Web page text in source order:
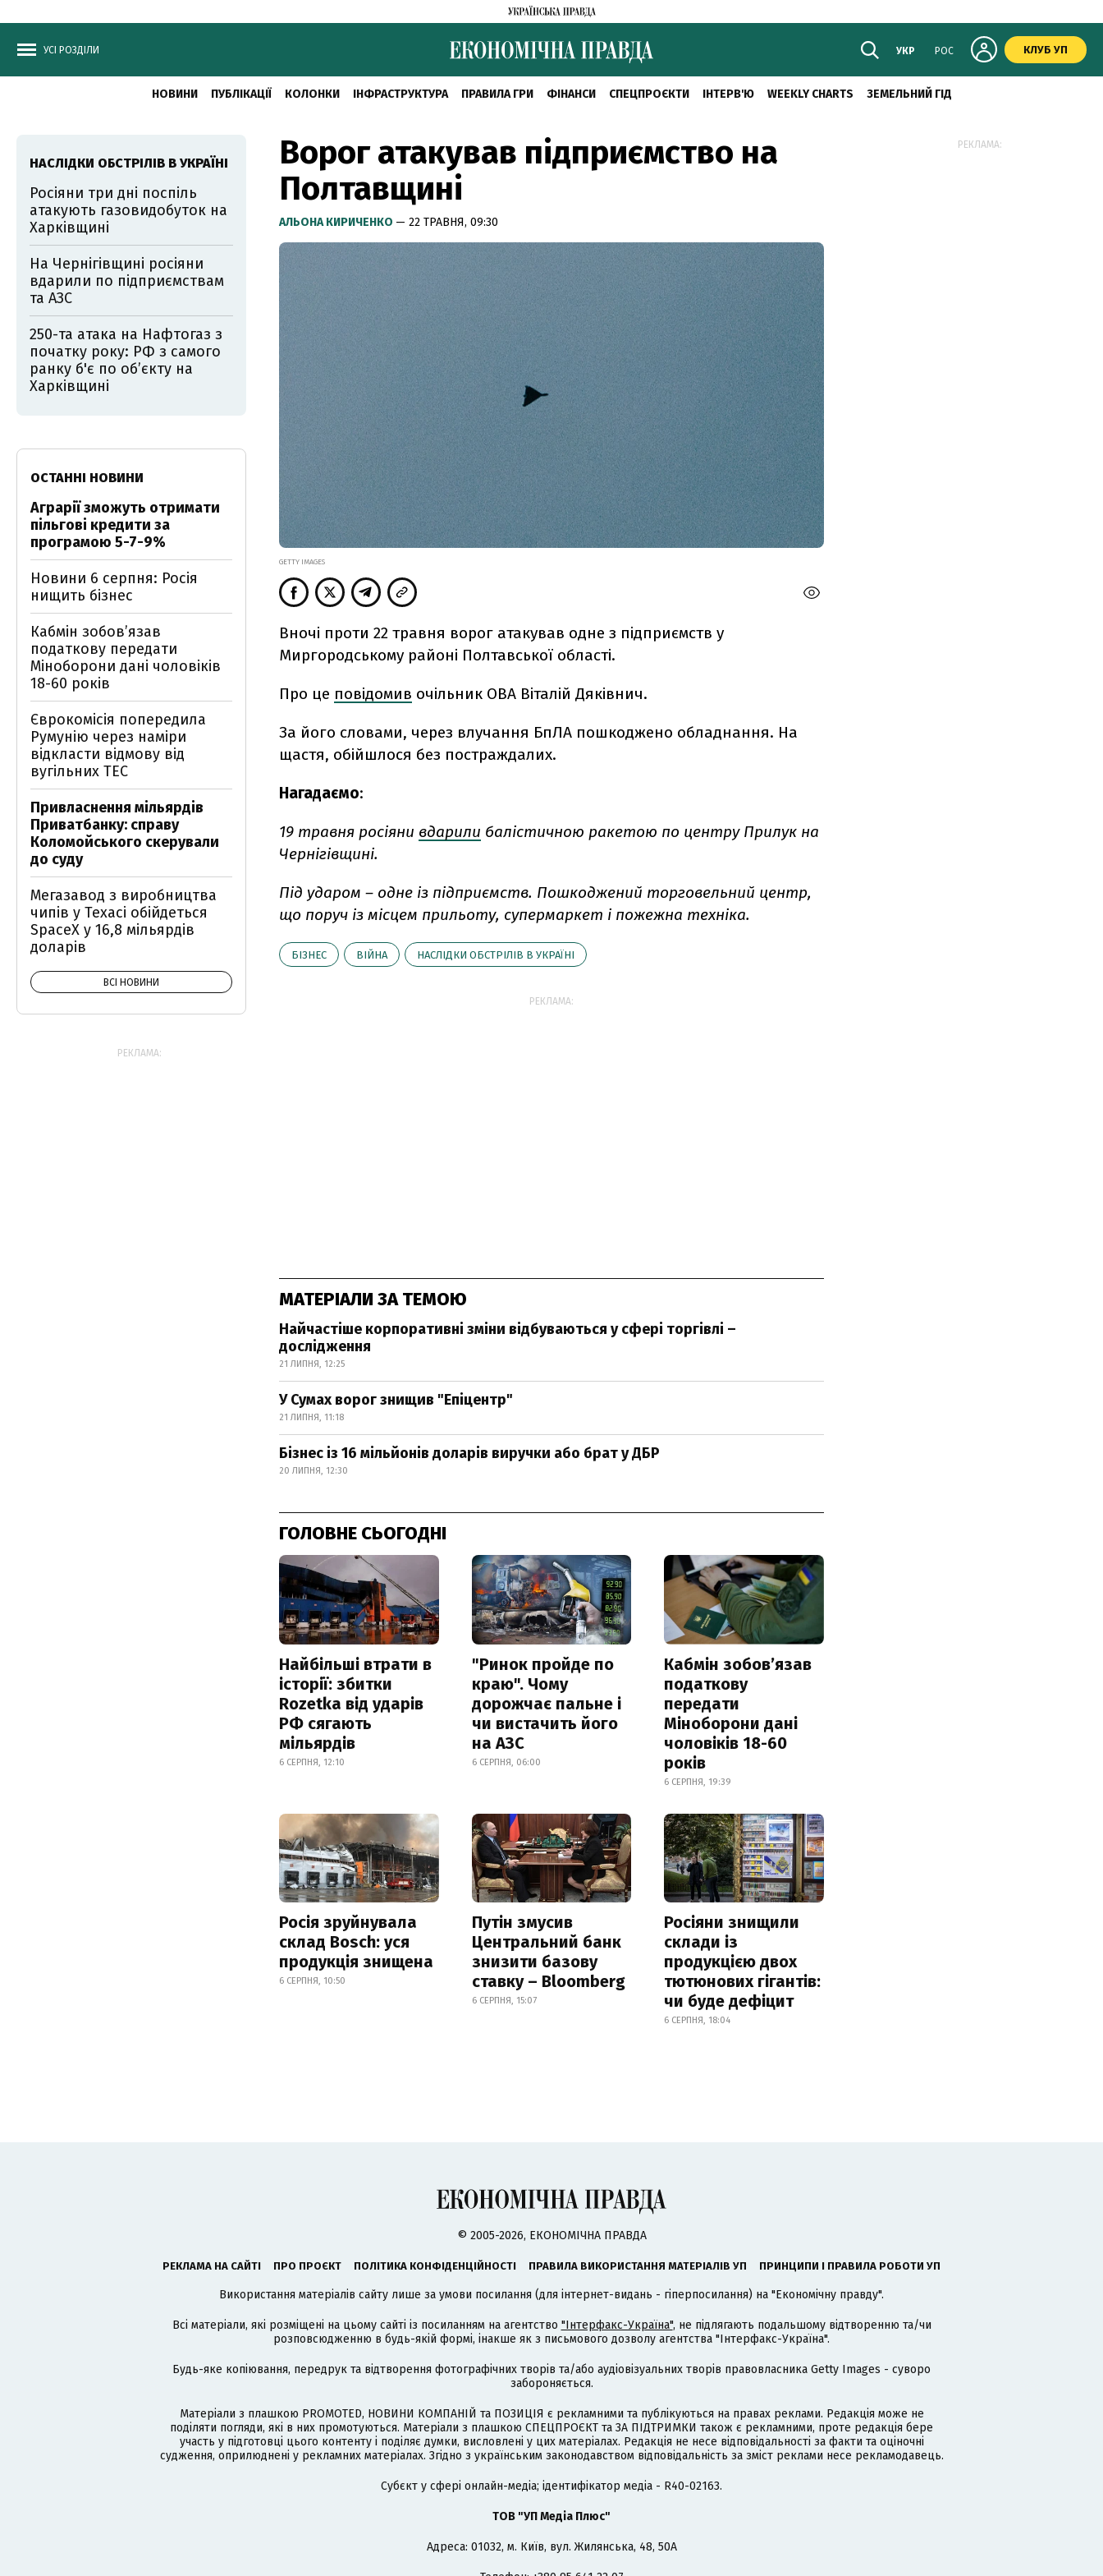
УСІ РОЗДІЛИ УКР РОС КЛУБ УП
НОВИНИ ПУБЛІКАЦІЇ КОЛОНКИ ІНФРАСТРУКТУРА ПРАВИЛА ГРИ ФІНАНСИ СПЕЦПРОЄКТИ ІНТЕРВ'Ю WEEKLY CHARTS ЗЕМЕЛЬНИЙ ГІД
Ворог атакував підприємство на
Полтавщині
АЛЬОНА КИРИЧЕНКО — 22 ТРАВНЯ, 09:30
GETTY IMAGES
Вночі проти 22 травня ворог атакував одне з підприємств у
Миргородському районі Полтавської області.
Про це повідомив очільник ОВА Віталій Дяківнич.
За його словами, через влучання БпЛА пошкоджено обладнання. На
щастя, обійшлося без постраждалих.
Нагадаємо:
19 травня росіяни вдарили балістичною ракетою по центру Прилук на
Чернігівщині.
Під ударом – одне із підприємств. Пошкоджений торговельний центр,
що поруч із місцем прильоту, супермаркет і пожежна техніка.
БІЗНЕС ВІЙНА НАСЛІДКИ ОБСТРІЛІВ В УКРАЇНІ
РЕКЛАМА:
МАТЕРІАЛИ ЗА ТЕМОЮ
Найчастіше корпоративні зміни відбуваються у сфері торгівлі –
дослідження
21 ЛИПНЯ, 12:25
У Сумах ворог знищив "Епіцентр"
21 ЛИПНЯ, 11:18
Бізнес із 16 мільйонів доларів виручки або брат у ДБР
20 ЛИПНЯ, 12:30
ГОЛОВНЕ СЬОГОДНІ
Найбільші втрати в
історії: збитки
Rozetka від ударів
РФ сягають
мільярдів
6 СЕРПНЯ, 12:10
"Ринок пройде по
краю". Чому
дорожчає пальне і
чи вистачить його
на АЗС
6 СЕРПНЯ, 06:00
Кабмін зобовʼязав
податкову
передати
Міноборони дані
чоловіків 18-60
років
6 СЕРПНЯ, 19:39
Росія зруйнувала
склад Bosch: уся
продукція знищена
6 СЕРПНЯ, 10:50
Путін змусив
Центральний банк
знизити базову
ставку – Bloomberg
6 СЕРПНЯ, 15:07
Росіяни знищили
склади із
продукцією двох
тютюнових гігантів:
чи буде дефіцит
6 СЕРПНЯ, 18:04
НАСЛІДКИ ОБСТРІЛІВ В УКРАЇНІ
Росіяни три дні поспіль
атакують газовидобуток на
Харківщині
На Чернігівщині росіяни
вдарили по підприємствам
та АЗС
250-та атака на Нафтогаз з
початку року: РФ з самого
ранку б'є по об’єкту на
Харківщині
ОСТАННІ НОВИНИ
Аграрії зможуть отримати
пільгові кредити за
програмою 5-7-9%
Новини 6 серпня: Росія
нищить бізнес
Кабмін зобовʼязав
податкову передати
Міноборони дані чоловіків
18-60 років
Єврокомісія попередила
Румунію через наміри
відкласти відмову від
вугільних ТЕС
Привласнення мільярдів
Приватбанку: справу
Коломойського скерували
до суду
Мегазавод з виробництва
чипів у Техасі обійдеться
SpaceX у 16,8 мільярдів
доларів
ВСІ НОВИНИ
РЕКЛАМА:
РЕКЛАМА:
© 2005-2026, ЕКОНОМІЧНА ПРАВДА
РЕКЛАМА НА САЙТІ ПРО ПРОЄКТ ПОЛІТИКА КОНФІДЕНЦІЙНОСТІ ПРАВИЛА ВИКОРИСТАННЯ МАТЕРІАЛІВ УП ПРИНЦИПИ І ПРАВИЛА РОБОТИ УП
Використання матеріалів сайту лише за умови посилання (для інтернет-видань - гіперпосилання) на "Економічну правду".
Всі матеріали, які розміщені на цьому сайті із посиланням на агентство "Інтерфакс-Україна", не підлягають подальшому відтворенню та/чи
розповсюдженню в будь-якій формі, інакше як з письмового дозволу агентства "Інтерфакс-Україна".
Будь-яке копіювання, передрук та відтворення фотографічних творів та/або аудіовізуальних творів правовласника Getty Images - суворо
забороняється.
Матеріали з плашкою PROMOTED, НОВИНИ КОМПАНІЙ та ПОЗИЦІЯ є рекламними та публікуються на правах реклами. Редакція може не
поділяти погляди, які в них промотуються. Матеріали з плашкою СПЕЦПРОЄКТ та ЗА ПІДТРИМКИ також є рекламними, проте редакція бере
участь у підготовці цього контенту і поділяє думки, висловлені у цих матеріалах. Редакція не несе відповідальності за факти та оціночні
судження, оприлюднені у рекламних матеріалах. Згідно з українським законодавством відповідальність за зміст реклами несе рекламодавець.
Cубєкт у сфері онлайн-медіа; ідентифікатор медіа - R40-02163.
ТОВ "УП Медіа Плюс"
Адреса: 01032, м. Київ, вул. Жилянська, 48, 50А